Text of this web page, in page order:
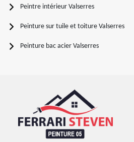
Peintre intérieur Valserres
Peinture sur tuile et toiture Valserres
Peinture bac acier Valserres